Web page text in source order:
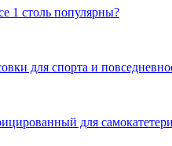
1 столь популярны?
для спорта и
для